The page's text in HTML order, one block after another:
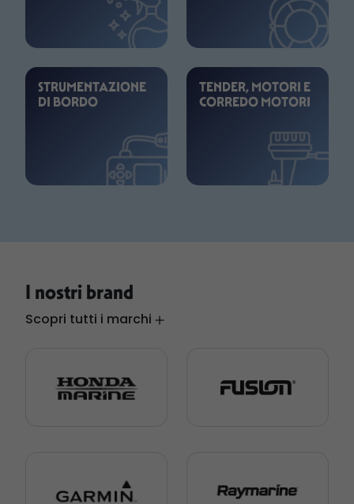
STRUMENTAZIONE
DI BORDO
TENDER, MOTORI E
CORREDO MOTORI
I nostri brand
Scopri tutti i marchi